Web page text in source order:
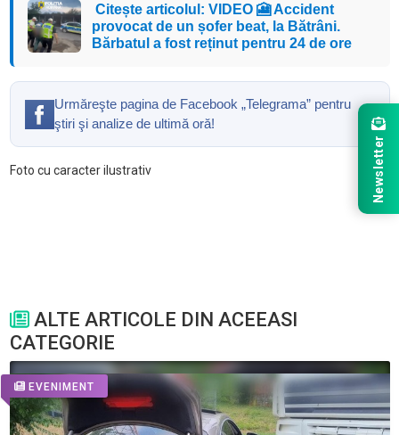
Citește articolul: VIDEO 🎦 Accident
provocat de un șofer beat, la Bătrâni.
Bărbatul a fost reținut pentru 24 de ore
Urmăreşte pagina de Facebook „Telegrama” pentru
ştiri şi analize de ultimă oră!
Foto cu caracter ilustrativ
ALTE ARTICOLE DIN ACEEASI
CATEGORIE
EVENIMENT
Newsletter